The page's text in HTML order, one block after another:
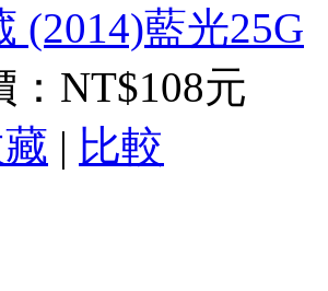
(2014)藍光25G
NT$108元
| 比較